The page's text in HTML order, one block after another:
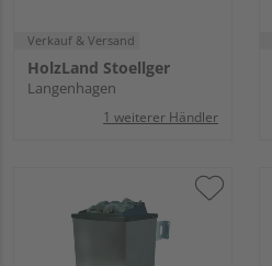
Verkauf & Versand
HolzLand Stoellger
Langenhagen
1 weiterer Händler